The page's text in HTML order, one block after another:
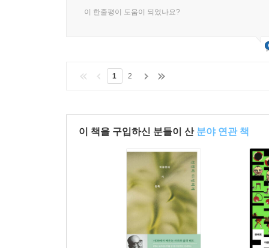
이 한줄평이 도움이 되었나요?
1 2
이 책을 구입하신 분들이 산 분야 연관 책